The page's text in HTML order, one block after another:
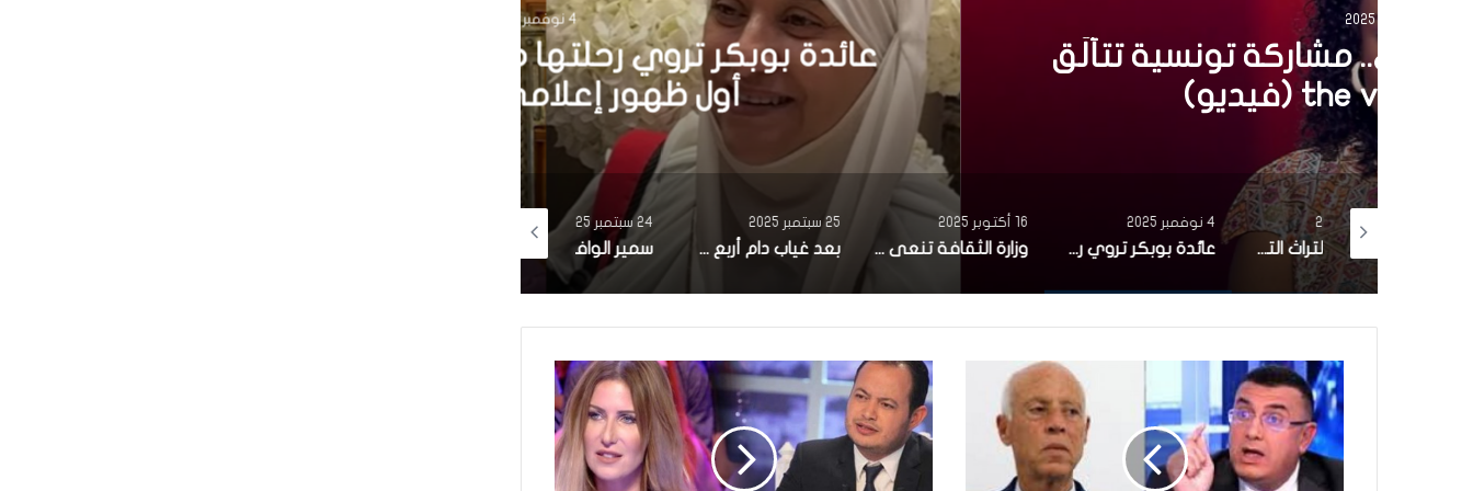
عائدة بوبكر تروي رحلتها من الفن إلى الحجاب في
أول ظهور إعلامي منذ 20 سنة
بأغنية من التراث التونسي.. مشاركة تونسية تتألّق في برنامج the voice (فيديو)
4 نوفمبر 2025
عائدة بوبكر تروي رحلتها من الفن إلى الحجاب في أول ظهور إعلامي منذ 20 سنة وزارة الثقافة تنعى الممثل علي الفارسي بعد غياب دام أربع سنوات..سامي الفهري يعلن عن مسلسل جديد بعوان “هاذي آخرتها” سمير الوافي يعلن عن وفاة شقيقه ماهر:”فاجعة كبيرة.. رحل عنا في عز شبابه”